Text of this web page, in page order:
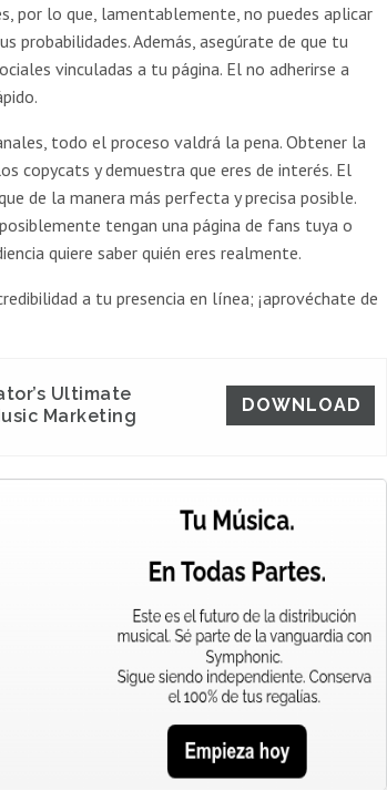
por lo que, lamentablemente, no puedes aplicar
probabilidades. Además, asegúrate de que tu
vinculadas a tu página. El no adherirse a
todo el proceso valdrá la pena. Obtener la
copycats y demuestra que eres de interés. El
de la manera más perfecta y precisa posible.
tengan una página de fans tuya o
quiere saber quién eres realmente.
a tu presencia en línea; ¡aprovéchate de
Ultimate
Marketing
DOWNLOAD